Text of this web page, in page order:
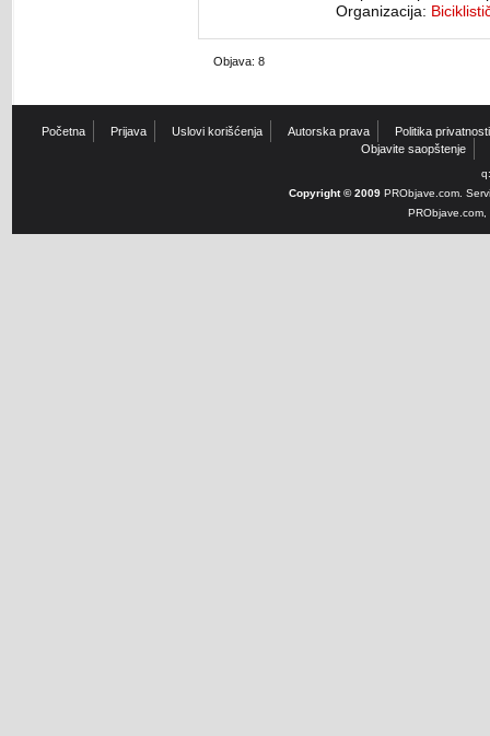
Organizacija:
Objava: 8
Početna Prijava Uslovi korišćenja Autorska prava
Politika privatnosti
Objavite saopštenje
Copyright © 2009 PRObjave.com.
PRObjave.com,